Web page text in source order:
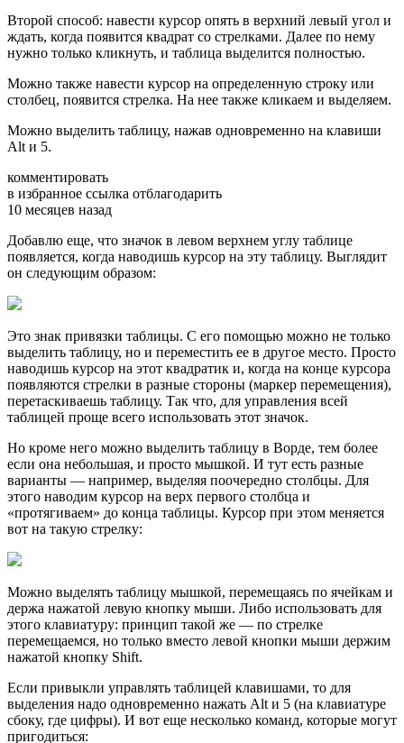
Второй способ: навести курсор опять в верхний левый угол и
ждать, когда появится квадрат со стрелками. Далее по нему
нужно только кликнуть, и таблица выделится полностью.
Можно также навести курсор на определенную строку или
столбец, появится стрелка. На нее также кликаем и выделяем.
Можно выделить таблицу, нажав одновременно на клавиши
Alt и 5.
комментировать
в избранное ссылка отблагодарить
10 месяцев назад
Добавлю еще, что значок в левом верхнем углу таблице
появляется, когда наводишь курсор на эту таблицу. Выглядит
он следующим образом:
Это знак привязки таблицы. С его помощью можно не только
выделить таблицу, но и переместить ее в другое место. Просто
наводишь курсор на этот квадратик и, когда на конце курсора
появляются стрелки в разные стороны (маркер перемещения),
перетаскиваешь таблицу. Так что, для управления всей
таблицей проще всего использовать этот значок.
Но кроме него можно выделить таблицу в Ворде, тем более
если она небольшая, и просто мышкой. И тут есть разные
варианты — например, выделяя поочередно столбцы. Для
этого наводим курсор на верх первого столбца и
«протягиваем» до конца таблицы. Курсор при этом меняется
вот на такую стрелку:
Можно выделять таблицу мышкой, перемещаясь по ячейкам и
держа нажатой левую кнопку мыши. Либо использовать для
этого клавиатуру: принцип такой же — по стрелке
перемещаемся, но только вместо левой кнопки мыши держим
нажатой кнопку Shift.
Если привыкли управлять таблицей клавишами, то для
выделения надо одновременно нажать Alt и 5 (на клавиатуре
сбоку, где цифры). И вот еще несколько команд, которые могут
пригодиться: